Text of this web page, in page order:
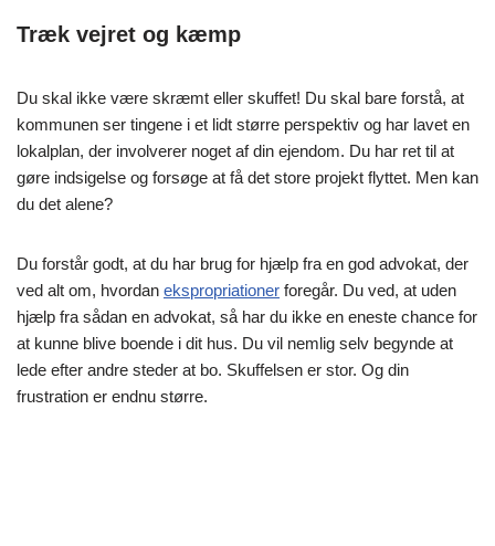
Træk vejret og kæmp
Du skal ikke være skræmt eller skuffet! Du skal bare forstå, at
kommunen ser tingene i et lidt større perspektiv og har lavet en
lokalplan, der involverer noget af din ejendom. Du har ret til at
gøre indsigelse og forsøge at få det store projekt flyttet. Men kan
du det alene?
Du forstår godt, at du har brug for hjælp fra en god advokat, der
ved alt om, hvordan ekspropriationer foregår. Du ved, at uden
hjælp fra sådan en advokat, så har du ikke en eneste chance for
at kunne blive boende i dit hus. Du vil nemlig selv begynde at
lede efter andre steder at bo. Skuffelsen er stor. Og din
frustration er endnu større.